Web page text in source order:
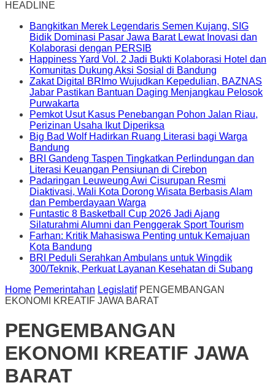
HEADLINE
Bangkitkan Merek Legendaris Semen Kujang, SIG
Bidik Dominasi Pasar Jawa Barat Lewat Inovasi dan
Kolaborasi dengan PERSIB
Happiness Yard Vol. 2 Jadi Bukti Kolaborasi Hotel dan
Komunitas Dukung Aksi Sosial di Bandung
Zakat Digital BRImo Wujudkan Kepedulian, BAZNAS
Jabar Pastikan Bantuan Daging Menjangkau Pelosok
Purwakarta
Pemkot Usut Kasus Penebangan Pohon Jalan Riau,
Perizinan Usaha Ikut Diperiksa
Big Bad Wolf Hadirkan Ruang Literasi bagi Warga
Bandung
BRI Gandeng Taspen Tingkatkan Perlindungan dan
Literasi Keuangan Pensiunan di Cirebon
Padaringan Leuweung Awi Cisurupan Resmi
Diaktivasi, Wali Kota Dorong Wisata Berbasis Alam
dan Pemberdayaan Warga
Funtastic 8 Basketball Cup 2026 Jadi Ajang
Silaturahmi Alumni dan Penggerak Sport Tourism
Farhan: Kritik Mahasiswa Penting untuk Kemajuan
Kota Bandung
BRI Peduli Serahkan Ambulans untuk Wingdik
300/Teknik, Perkuat Layanan Kesehatan di Subang
Home Pemerintahan Legislatif PENGEMBANGAN
EKONOMI KREATIF JAWA BARAT
PENGEMBANGAN
EKONOMI KREATIF JAWA
BARAT